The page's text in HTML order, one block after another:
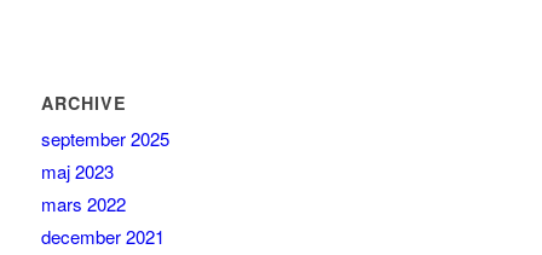
ARCHIVE
september 2025
maj 2023
mars 2022
december 2021